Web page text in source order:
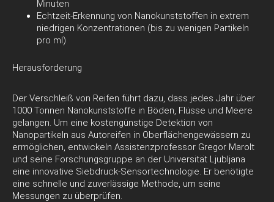
Herausforderung
Der Verschleiß von Reifen führt dazu, dass jedes Jahr über
1000 Tonnen Nanokunststoffe in Böden, Flüsse und Meere
gelangen. Um eine kostengünstige Detektion von
Nanopartikeln aus Autoreifen in Oberflächengewässern zu
ermöglichen, entwickeln Assistenzprofessor Gregor Marolt
und seine Forschungsgruppe an der Universität Ljubljana
eine innovative Siebdruck-Sensortechnologie. Er benötigte
eine schnelle und zuverlässige Methode, um seine
Messungen zu überprüfen.
Minuten
Echtzeit-Erkennung von Nanokunststoffen in extrem
niedrigen Konzentrationen (bis zu wenigen Partikeln
pro ml)